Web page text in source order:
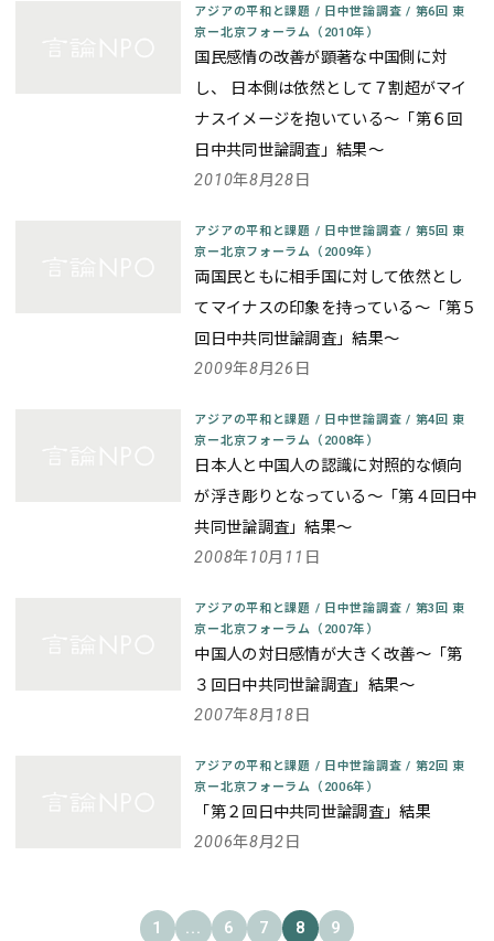
アジアの平和と課題 / 日中世論調査/ 第6回 東
京ー北京フォーラム（2010年）
国民感情の改善が顕著な中国側に対
し、 日本側は依然として７割超がマイ
ナスイメージを抱いている～「第６回
日中共同世論調査」結果～
2010年8月28日
アジアの平和と課題 / 日中世論調査/ 第5回 東
京ー北京フォーラム（2009年）
両国民ともに相手国に対して依然とし
てマイナスの印象を持っている～「第５
回日中共同世論調査」結果～
2009年8月26日
アジアの平和と課題 / 日中世論調査/ 第4回 東
京ー北京フォーラム（2008年）
日本人と中国人の認識に対照的な傾向
が浮き彫りとなっている～「第４回日中
共同世論調査」結果～
2008年10月11日
アジアの平和と課題 / 日中世論調査/ 第3回 東
京ー北京フォーラム（2007年）
中国人の対日感情が大きく改善～「第
３回日中共同世論調査」結果～
2007年8月18日
アジアの平和と課題 / 日中世論調査/ 第2回 東
京ー北京フォーラム（2006年）
「第２回日中共同世論調査」結果
2006年8月2日
1 ... 6 7 8 9